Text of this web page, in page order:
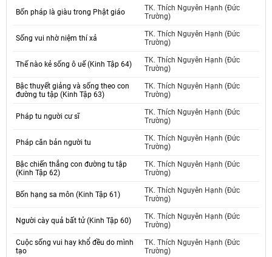
Bốn pháp là giàu trong Phật giáo
TK. Thích Nguyên Hạnh (Đức
Trường)
Sống vui nhờ niệm thí xả
TK. Thích Nguyên Hạnh (Đức
Trường)
Thế nào kẻ sống ô uế (Kinh Tập 64)
TK. Thích Nguyên Hạnh (Đức
Trường)
Bậc thuyết giảng và sống theo con
đường tu tập (Kinh Tập 63)
TK. Thích Nguyên Hạnh (Đức
Trường)
Pháp tu người cư sĩ
TK. Thích Nguyên Hạnh (Đức
Trường)
Pháp căn bản người tu
TK. Thích Nguyên Hạnh (Đức
Trường)
Bậc chiến thắng con đường tu tập
(Kinh Tập 62)
TK. Thích Nguyên Hạnh (Đức
Trường)
Bốn hạng sa môn (Kinh Tập 61)
TK. Thích Nguyên Hạnh (Đức
Trường)
Người cày quả bất tử (Kinh Tập 60)
TK. Thích Nguyên Hạnh (Đức
Trường)
Cuộc sống vui hay khổ đều do mình
tạo
TK. Thích Nguyên Hạnh (Đức
Trường)